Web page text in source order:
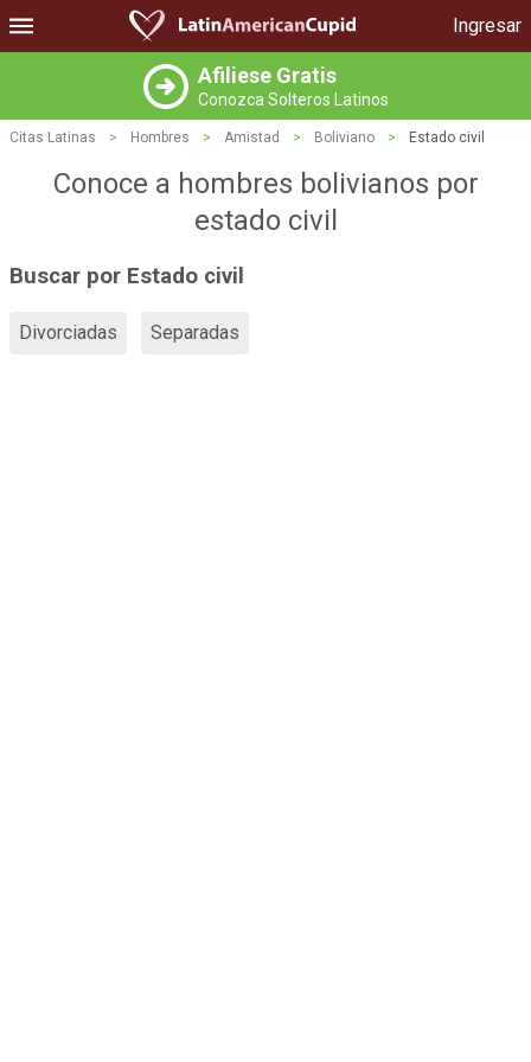
Ingresar
Afiliese Gratis
Conozca Solteros Latinos
Citas Latinas > Hombres > Amistad > Boliviano > Estado civil
Conoce a hombres bolivianos por
estado civil
Buscar por Estado civil
Divorciadas Separadas